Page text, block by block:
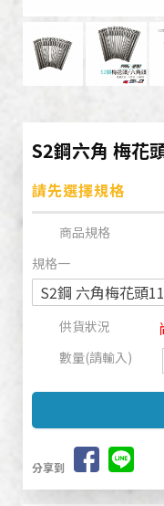
S2鋼六角 梅花
請先選擇規格
商品規格
規格一
S2鋼 六角梅花頭
供貨狀況
數量(請輸入)
分享到